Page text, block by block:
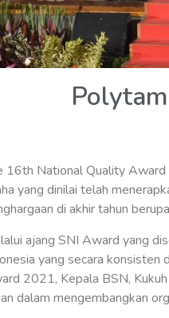
16th National Quality Award
yang dinilai telah
di akhir tahun
ajang SNI Award yang
yang secara
2021, Kepala BSN,
dalam mengembangkan